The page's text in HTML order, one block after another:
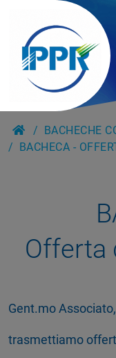
BACHECHE
BACHECA -
Offerta
Gent.mo Associato,
trasmettiamo